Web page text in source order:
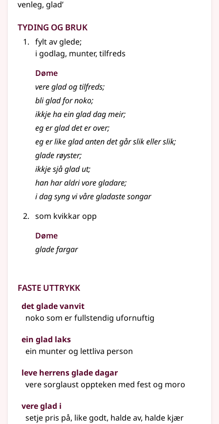
venleg, glad’
Tyding og bruk
fylt av glede;
i godlag, munter, tilfreds
Døme
vere glad og tilfreds;
bli glad for noko;
ikkje ha ein glad dag meir;
eg er glad det er over;
eg er like glad anten det går slik eller slik;
glade røyster;
ikkje sjå glad ut;
han har aldri vore gladare;
i dag syng vi våre gladaste songar
som kvikkar opp
Døme
glade fargar
Faste uttrykk
det glade vanvit
noko som er fullstendig ufornuftig
ein glad laks
ein munter og lettliva person
leve herrens glade dagar
vere sorglaust oppteken med fest og moro
vere glad i
setje pris på, like godt, halde av, halde kjær